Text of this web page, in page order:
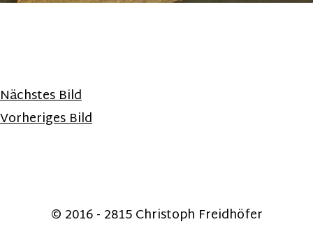
Nächstes Bild
Vorheriges Bild
© 2016 - 2815 Christoph Freidhöfer